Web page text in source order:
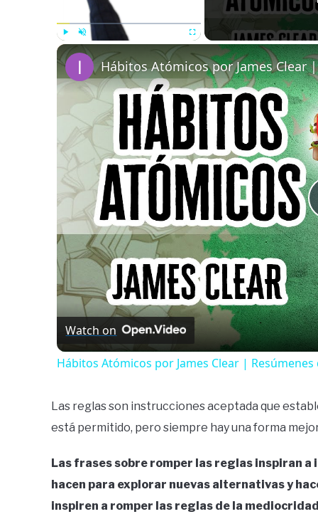
Fullscreen
Hábitos Atómicos por James Clear
Watch on
Hábitos Atómicos por James Clear | Resúmenes
Las reglas son instrucciones aceptada que
está permitido, pero siempre hay una forma
Las frases sobre romper las reglas inspiran a
hacen para explorar nuevas alternativas y
inspiren a romper las reglas de la